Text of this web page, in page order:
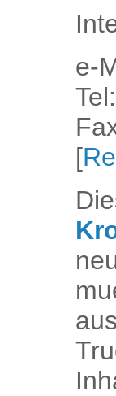
e-
[